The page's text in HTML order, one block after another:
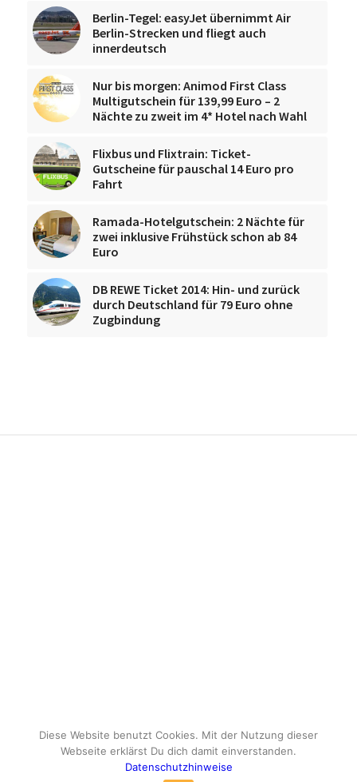
Berlin-Tegel: easyJet übernimmt Air
Berlin-Strecken und fliegt auch
innerdeutsch
Nur bis morgen: Animod First Class
Multigutschein für 139,99 Euro – 2
Nächte zu zweit im 4* Hotel nach Wahl
Flixbus und Flixtrain: Ticket-
Gutscheine für pauschal 14 Euro pro
Fahrt
Ramada-Hotelgutschein: 2 Nächte für
zwei inklusive Frühstück schon ab 84
Euro
DB REWE Ticket 2014: Hin- und zurück
durch Deutschland für 79 Euro ohne
Zugbindung
Diese Website benutzt Cookies. Mit der Nutzung dieser
Webseite erklärst Du dich damit einverstanden.
Datenschutzhinweise